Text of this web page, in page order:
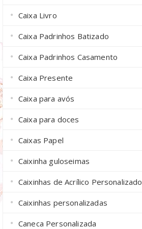
Caixa Livro
Caixa Padrinhos Batizado
Caixa Padrinhos Casamento
Caixa Presente
Caixa para avós
Caixa para doces
Caixas Papel
Caixinha guloseimas
Caixinhas de Acrílico Personalizado
Caixinhas personalizadas
Caneca Personalizada